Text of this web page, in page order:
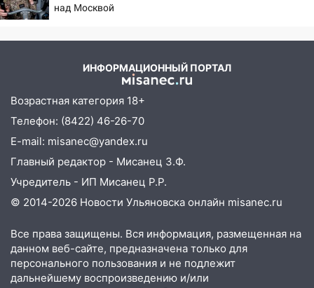
13:17
Непогода в Ульяновске не
Трижды «брал в долг» без спроса:
житель Вешкаймского района похитил у
знакомого 191 тысячу рублей
13:14
Ураган оторвал светофор на
проспекте Филатова в Ульяновске
13:12
Дерево пробило крышу дома на
Новгородской в Ульяновске и рухнуло
на электрощит
13:10 В Заволжском районе дерево
упало во дворе
13:08 Ураган ударил по Ульяновску:
над Москвой
ИНФОРМАЦИОННЫЙ ПОРТАЛ
Возрастная категория 18+
Телефон: (8422) 46-26-70
E-mail: misanec@yandex.ru
Главный редактор - Мисанец З.Ф.
Учредитель - ИП Мисанец Р.Р.
© 2014-2026 Новости Ульяновска онлайн misanec.ru
Все права защищены. Вся информация, размещенная на
данном веб-сайте, предназначена только для
персонального пользования и не подлежит
дальнейшему воспроизведению и/или